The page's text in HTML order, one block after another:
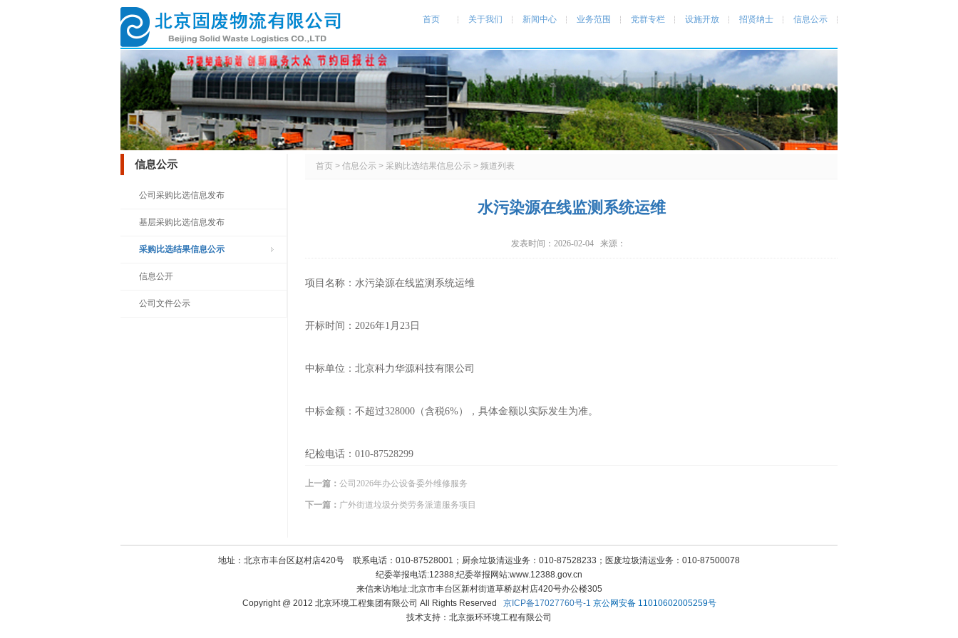
首页 关于我们 新闻中心 业务范围 党群专栏 设施开放 招贤纳士 信息公示
信息公示
公司采购比选信息发布
基层采购比选信息发布
采购比选结果信息公示
信息公开
公司文件公示
首页 > 信息公示 > 采购比选结果信息公示 > 频道列表
水污染源在线监测系统运维
发表时间：2026-02-04 来源：
项目名称：水污染源在线监测系统运维
开标时间：2026年1月23日
中标单位：北京科力华源科技有限公司
中标金额：不超过328000（含税6%），具体金额以实际发生为准。
纪检电话：010-87528299
上一篇： 公司2026年办公设备委外维修服务
下一篇： 广外街道垃圾分类劳务派遣服务项目
地址：北京市丰台区赵村店420号 联系电话：010-87528001；厨余垃圾清运业务：010-87528233；医废垃圾清运业务：010-87500078
纪委举报电话:12388;纪委举报网站:www.12388.gov.cn
来信来访地址:北京市丰台区新村街道草桥赵村店420号办公楼305
Copyright @ 2012 北京环境工程集团有限公司 All Rights Reserved
京ICP备17027760号-1 京公网安备 11010602005259号
技术支持：北京振环环境工程有限公司